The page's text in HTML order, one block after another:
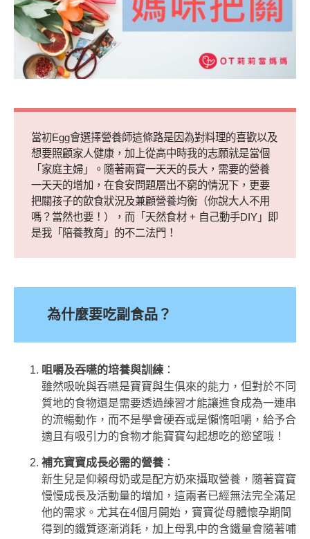
當初Egg會選擇營養師這條路是因為對料理的喜歡以及
想要照顧家人健康，加上從高中時我的志願就是當個
「家庭主婦」。隨著兩寶一天天的長大，需要的營養
一天天的增加，在食安問題層出不窮的情況下，更要
把關孩子的飲食狀況及兼顧營養均衡（你說大人不用
嗎？當然也要！），而 「天然食材 + 自己動手DIY 」
即
是我「陪養教育」的不二法門！
為什麼要吃副食品？
咀嚼及吞嚥的培養與訓練 ：
雖然吸吮與吞嚥是寶寶與生俱來的能力，但對於不同
質地的食物還是需要透過練習才能讓進食成為一連串
的流暢動作，而不是學會硬吞或是懶惰咀嚼，給予合
適且有吸引力的食物才能寶寶勾起想吃的慾望哦！
補充寶寶成長必需的營養 ：
新生兒是仰賴母奶或是配方奶來攝取營養，隨著寶寶
慢慢成長及活動量的增加，這兩者已經無法完全滿足
他的需求。尤其在4個月開始，寶寶從母體懷孕期間
得到的鐵質逐漸消耗，加上母乳中的含鐵量會隨著哺